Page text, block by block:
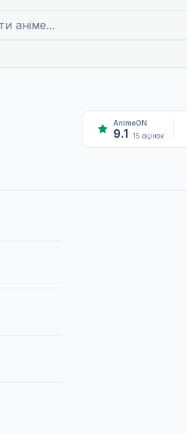
AnimeON
9.1 15 оцінок